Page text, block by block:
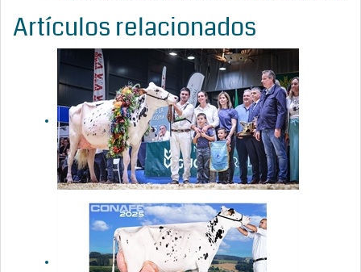
Artículos relacionados
Cancelado el
Concurso
Nacional de
Frisona